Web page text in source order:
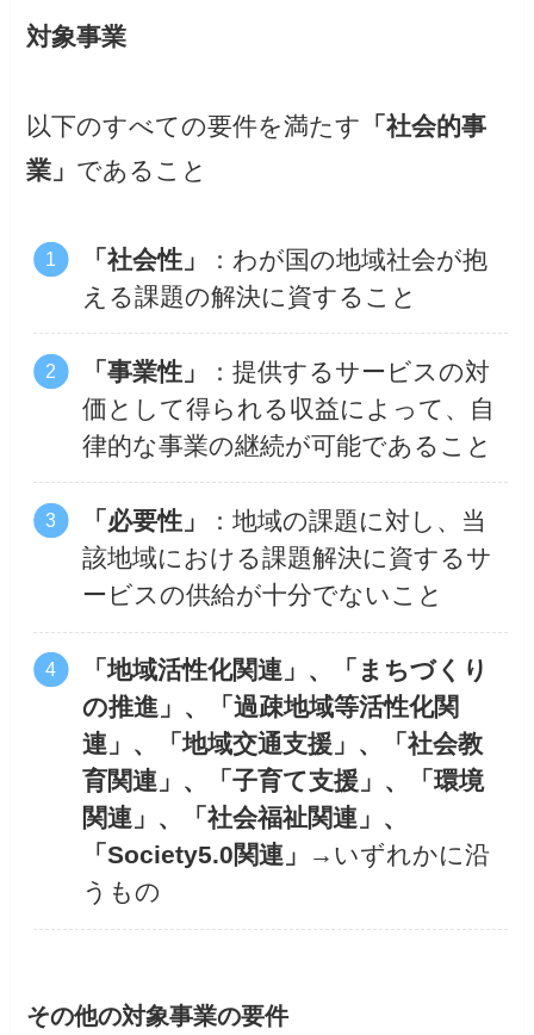
対象事業
以下のすべての要件を満たす
「社会的事
業」 であること
「社会性」
：わが国の地域社会が抱
える課題の解決に資すること
「事業性」
：提供するサービスの対
価として得られる収益によって、自
律的な事業の継続が可能であること
「必要性」
：地域の課題に対し、当
該地域における課題解決に資するサ
ービスの供給が十分でないこと
「地域活性化関連」、「まちづくり
の推進」、「過疎地域等活性化関
連」、「地域交通支援」、「社会教
育関連」、「子育て支援」、「環境
関連」、「社会福祉関連」、
「Society5.0関連」
→いずれかに沿
うもの
その他の対象事業の要件